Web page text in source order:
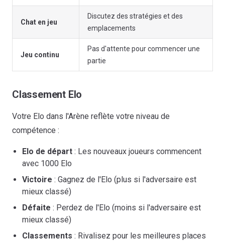
Chat en jeu
Discutez des stratégies et des
emplacements
Jeu continu
Pas d'attente pour commencer une
partie
Classement Elo
Votre Elo dans l'Arène reflète votre niveau de
compétence :
Elo de départ : Les nouveaux joueurs commencent
avec 1000 Elo
Victoire : Gagnez de l'Elo (plus si l'adversaire est
mieux classé)
Défaite : Perdez de l'Elo (moins si l'adversaire est
mieux classé)
Classements : Rivalisez pour les meilleures places